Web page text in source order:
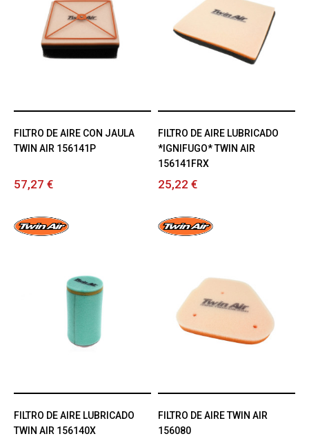
FILTRO DE AIRE CON JAULA
TWIN AIR 156141P
57,27 €
FILTRO DE AIRE LUBRICADO
*IGNIFUGO* TWIN AIR
156141FRX
25,22 €
FILTRO DE AIRE LUBRICADO
TWIN AIR 156140X
FILTRO DE AIRE TWIN AIR
156080